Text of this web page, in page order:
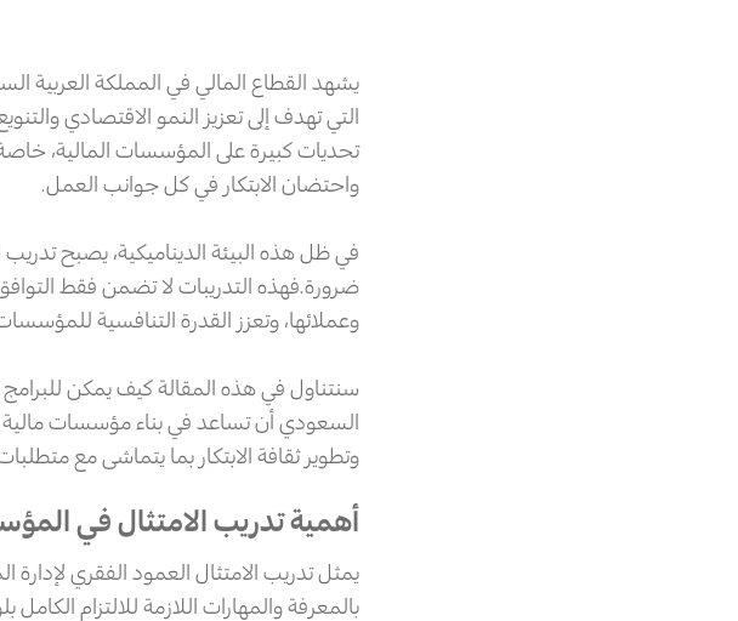
التي تهدف إلى تعزيز النمو الاقتصادي
تحديات كبيرة على المؤسسات المالية، خاصة
واحتضان الابتكار في كل جوانب العمل.
في ظل هذه البيئة الديناميكية، يصبح تدريب
ضرورة.فهذه التدريبات لا تضمن فقط
وعملائها، وتعزز القدرة التنافسية
سنتناول في هذه المقالة كيف يمكن
السعودي أن تساعد في بناء مؤسسات مالية
وتطوير ثقافة الابتكار بما يتماشى مع
أهمية تدريب الامتثال في
يمثل تدريب الامتثال العمود الفقري
بالمعرفة والمهارات اللازمة للالتزام